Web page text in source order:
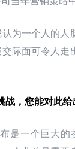
为一个人的
际面可令人
战，您能对此
布是一个巨大